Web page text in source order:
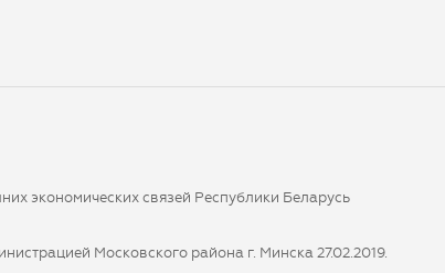
экономических связей Республики Беларусь
Московского района г. Минска 27.02.2019.